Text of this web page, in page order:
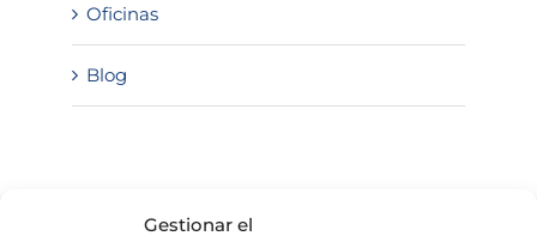
Gestionar el
Oficinas
Blog